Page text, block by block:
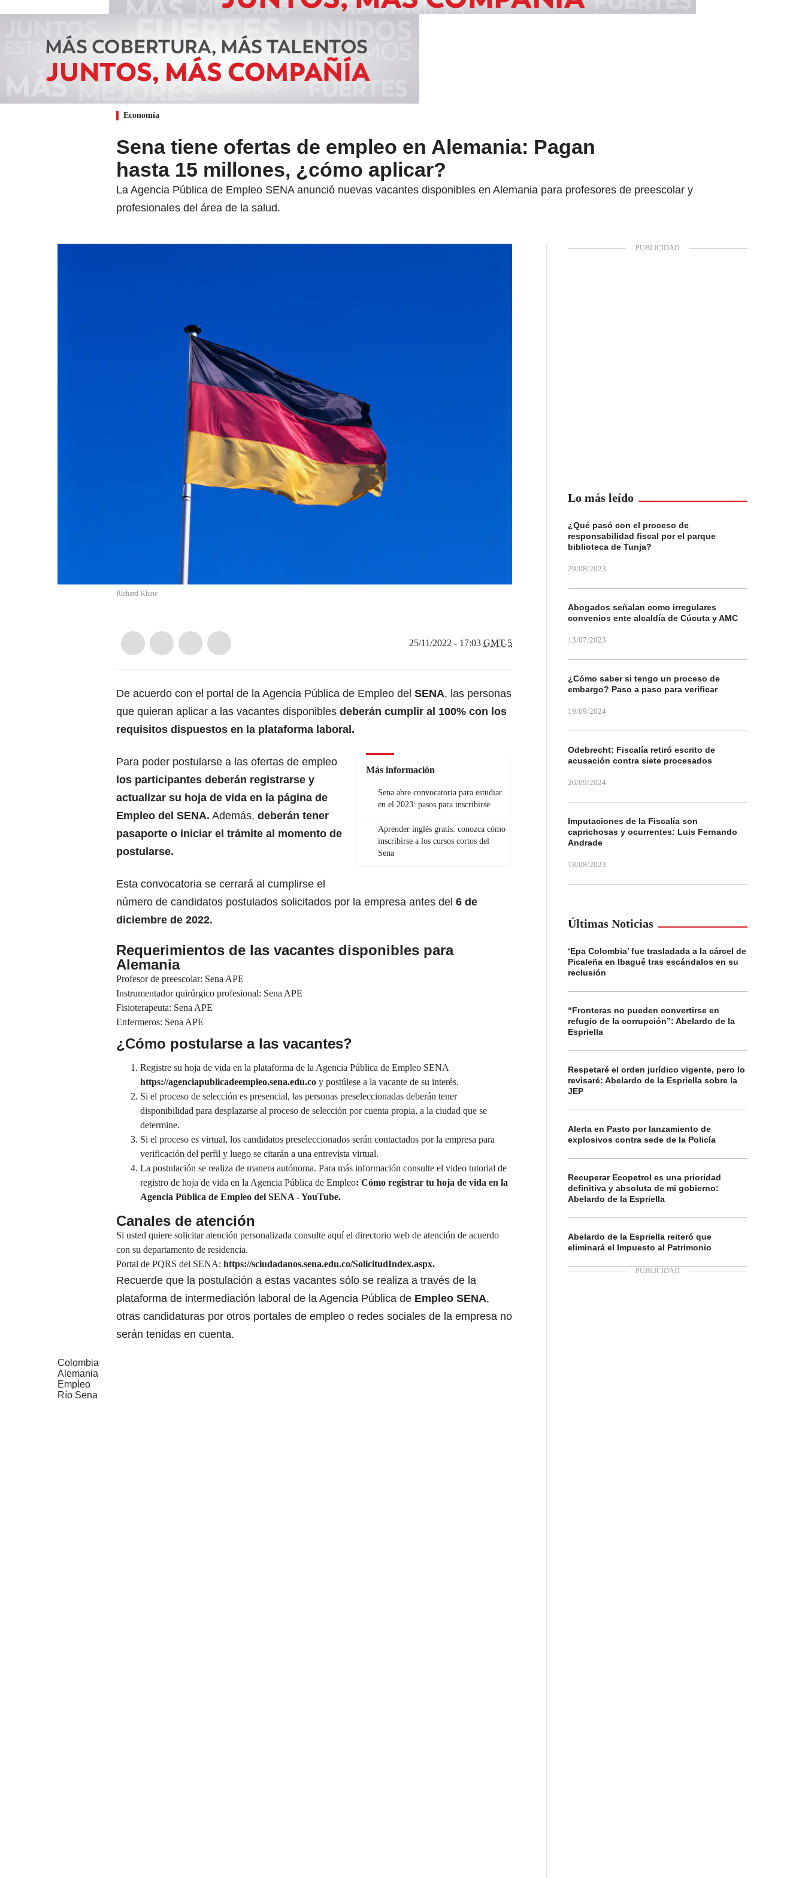
Economía
Sena tiene ofertas de empleo en Alemania: Pagan
hasta 15 millones, ¿cómo aplicar?
La Agencia Pública de Empleo SENA anunció nuevas vacantes disponibles en Alemania para profesores de preescolar y
profesionales del área de la salud.
Richard Klune
25/11/2022 - 17:03 GMT-5
De acuerdo con el portal de la Agencia Pública de Empleo del SENA, las personas
que quieran aplicar a las vacantes disponibles deberán cumplir al 100% con los
requisitos dispuestos en la plataforma laboral.
Más información
Sena abre convocatoria para estudiar
en el 2023: pasos para inscribirse
Aprender inglés gratis: conozca cómo
inscribirse a los cursos cortos del
Sena
Para poder postularse a las ofertas de empleo
los participantes deberán registrarse y
actualizar su hoja de vida en la página de
Empleo del SENA. Además, deberán tener
pasaporte o iniciar el trámite al momento de
postularse.
Esta convocatoria se cerrará al cumplirse el
número de candidatos postulados solicitados por la empresa antes del 6 de
diciembre de 2022.
Requerimientos de las vacantes disponibles para
Alemania
Profesor de preescolar: Sena APE
Instrumentador quirúrgico profesional: Sena APE
Fisioterapeuta: Sena APE
Enfermeros: Sena APE
¿Cómo postularse a las vacantes?
Registre su hoja de vida en la plataforma de la Agencia Pública de Empleo SENA
https://agenciapublicadeempleo.sena.edu.co y postúlese a la vacante de su interés.
Si el proceso de selección es presencial, las personas preseleccionadas deberán tener
disponibilidad para desplazarse al proceso de selección por cuenta propia, a la ciudad que se
determine.
Si el proceso es virtual, los candidatos preseleccionados serán contactados por la empresa para
verificación del perfil y luego se citarán a una entrevista virtual.
La postulación se realiza de manera autónoma. Para más información consulte el video tutorial de
registro de hoja de vida en la Agencia Pública de Empleo: Cómo registrar tu hoja de vida en la
Agencia Pública de Empleo del SENA - YouTube.
Canales de atención
Si usted quiere solicitar atención personalizada consulte aquíel directorio web de atención de acuerdo
con su departamento de residencia.
Portal de PQRS del SENA: https://sciudadanos.sena.edu.co/SolicitudIndex.aspx.
Recuerde que la postulación a estas vacantes sólo se realiza a través de la
plataforma de intermediación laboral de la Agencia Pública de Empleo SENA,
otras candidaturas por otros portales de empleo o redes sociales de la empresa no
serán tenidas en cuenta.
Colombia
Alemania
Empleo
Río Sena
Lo más leído
¿Qué pasó con el proceso de
responsabilidad fiscal por el parque
biblioteca de Tunja?
29/08/2023
Abogados señalan como irregulares
convenios ente alcaldía de Cúcuta y AMC
13/07/2023
¿Cómo saber si tengo un proceso de
embargo? Paso a paso para verificar
19/09/2024
Odebrecht: Fiscalía retiró escrito de
acusación contra siete procesados
26/09/2024
Imputaciones de la Fiscalía son
caprichosas y ocurrentes: Luis Fernando
Andrade
18/08/2023
Últimas Noticias
‘Epa Colombia’ fue trasladada a la cárcel de
Picaleña en Ibagué tras escándalos en su
reclusión
“Fronteras no pueden convertirse en
refugio de la corrupción”: Abelardo de la
Espriella
Respetaré el orden jurídico vigente, pero lo
revisaré: Abelardo de la Espriella sobre la
JEP
Alerta en Pasto por lanzamiento de
explosivos contra sede de la Policía
Recuperar Ecopetrol es una prioridad
definitiva y absoluta de mi gobierno:
Abelardo de la Espriella
Abelardo de la Espriella reiteró que
eliminará el Impuesto al Patrimonio